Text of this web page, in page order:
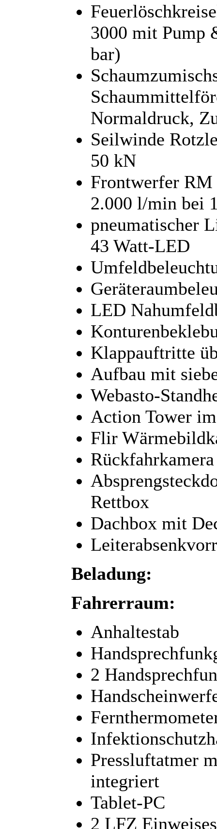
3000 mit Pump
bar)
Normaldruck,
Seilwinde
50 kN
Frontwerfer
2.000 l/min bei
pneumatischer
43 Watt-LED
LED
Klappauftritte
Aufbau mit
Webasto-
Action Tower
Flir
Rettbox
Dachbox mit
Beladung:
Fahrerraum:
Anhaltestab
2
Pressluftatmer
integriert
Tablet-PC
2 LFZ